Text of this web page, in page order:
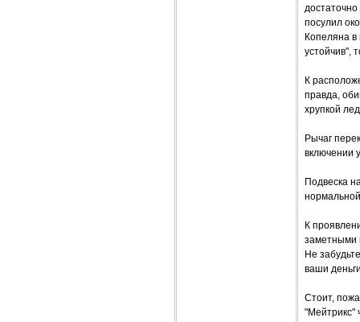
посулил
Копеляна в
устойчив",
К
правда,
хрупкой
Рычаг
включении
Подвеска
К
заметными
Не
ваши
Стоит,
"Мейтрикс"